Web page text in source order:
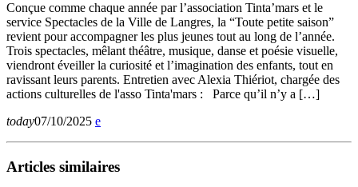
Conçue comme chaque année par l’association Tinta’mars et le
service Spectacles de la Ville de Langres, la “Toute petite saison”
revient pour accompagner les plus jeunes tout au long de l’année.
Trois spectacles, mêlant théâtre, musique, danse et poésie visuelle,
viendront éveiller la curiosité et l’imagination des enfants, tout en
ravissant leurs parents. Entretien avec Alexia Thiériot, chargée des
actions culturelles de l'asso Tinta'mars : Parce qu’il n’y a […]
today07/10/2025
Articles similaires